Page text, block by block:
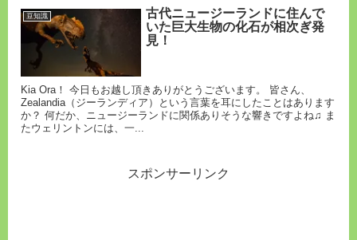
豆知識
古代ニュージーランドに住んで
いた巨大生物の化石が相次ぎ発
見！
Kia Ora！ 今日もお越し頂きありがとうございます。 皆さん、
Zealandia（ジーランディア）という言葉を耳にしたことはあります
か？ 何だか、ニュージーランドに関係ありそうな響きですよね♫ ま
たウェリントンには、一...
スポンサーリンク